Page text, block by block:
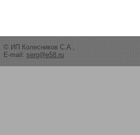
© ИП Колесников С.А.,
E-mail: serg@e58.ru